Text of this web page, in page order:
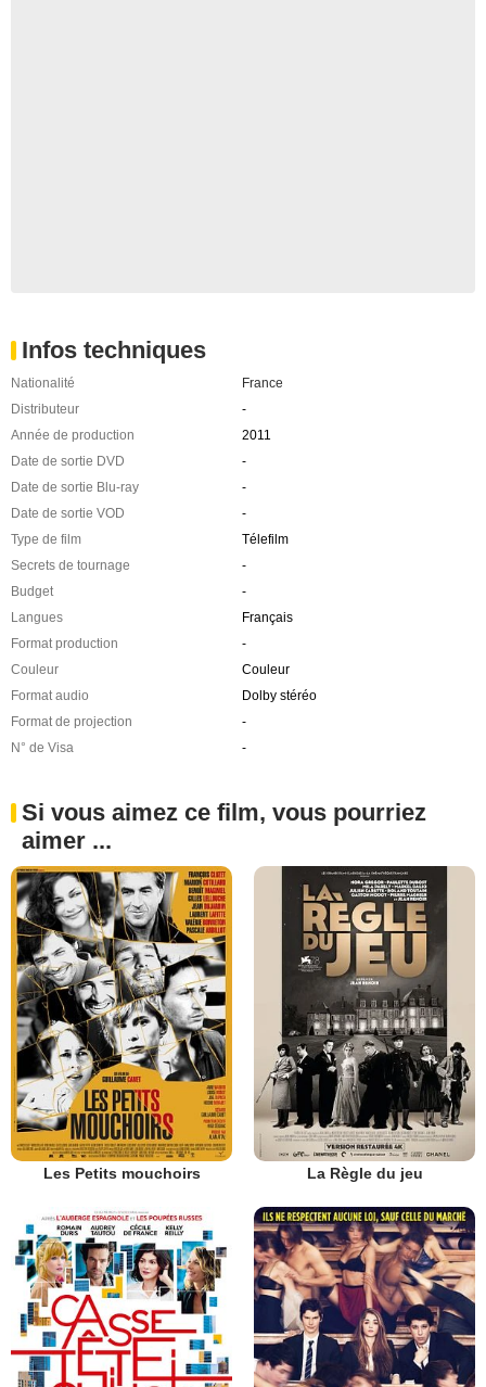
Infos techniques
Nationalité
France
Distributeur
-
Année de production
2011
Date de sortie DVD
-
Date de sortie Blu-ray
-
Date de sortie VOD
-
Type de film
Télefilm
Secrets de tournage
-
Budget
-
Langues
Français
Format production
-
Couleur
Couleur
Format audio
Dolby stéréo
Format de projection
-
N° de Visa
-
Si vous aimez ce film, vous pourriez
aimer ...
Les Petits mouchoirs La Règle du jeu